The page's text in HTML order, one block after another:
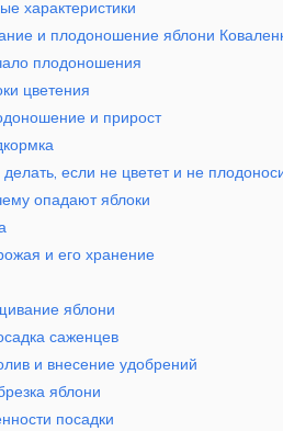
характеристики
и плодоношение яблони
плодоношения
цветения
и прирост
делать, если не цветет и не
опадают яблоки
и его хранение
яблони
саженцев
и внесение удобрений
яблони
посадки